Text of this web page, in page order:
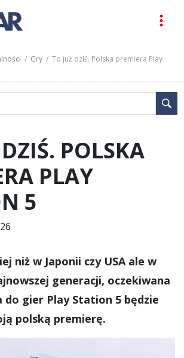
/ Gry / To już dziś. Polska premiera Play
POLSKA
PLAY
5
niż w Japonii czy USA ale w
generacji, oczekiwana
gier Play Station 5 będzie
polską premierę.